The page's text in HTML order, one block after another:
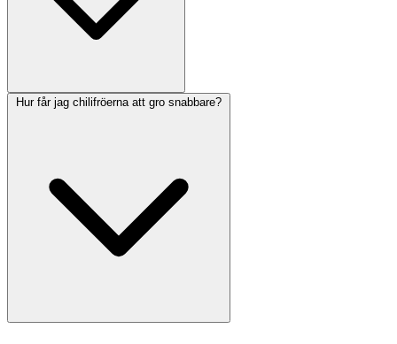
Hur får jag chilifröerna att gro snabbare?